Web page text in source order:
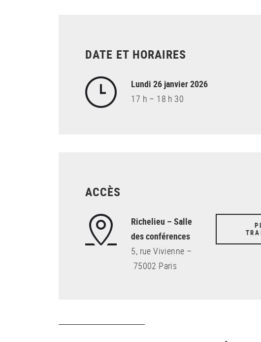
DATE ET HORAIRES
Lundi 26 janvier 2026
17 h – 18 h 30
ACCÈS
Richelieu – Salle
des conférences
5, rue Vivienne –
75002 Paris